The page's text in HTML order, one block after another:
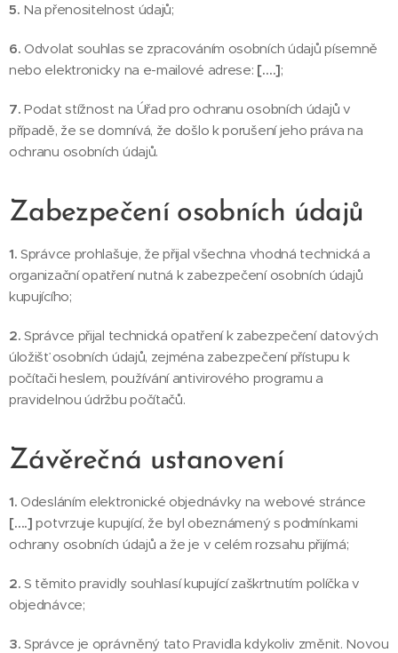
5. Na přenositelnost údajů;
6. Odvolat souhlas se zpracováním osobních údajů písemně
nebo elektronicky na e-mailové adrese: [….];
7. Podat stížnost na Úřad pro ochranu osobních údajů v
případě, že se domnívá, že došlo k porušení jeho práva na
ochranu osobních údajů.
Zabezpečení osobních údajů
1. Správce prohlašuje, že přijal všechna vhodná technická a
organizační opatření nutná k zabezpečení osobních údajů
kupujícího;
2.Správce přijal technická opatření k zabezpečení datových
úložišť osobních údajů, zejména zabezpečení přístupu k
počítači heslem, používání antivirového programu a
pravidelnou údržbu počítačů.
Závěrečná ustanovení
1. Odesláním elektronické objednávky na webové stránce
[….] potvrzuje kupující, že byl obeznámený s podmínkami
ochrany osobních údajů a že je v celém rozsahu přijímá;
2. S těmito pravidly souhlasí kupující zaškrtnutím políčka v
objednávce;
3. Správce je oprávněný tato Pravidla kdykoliv změnit. Novou